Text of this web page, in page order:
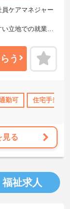
ケアマネジャー
立地での就業で
詳細をお話しい
う
勤可 住宅手当・
見る
祉求人